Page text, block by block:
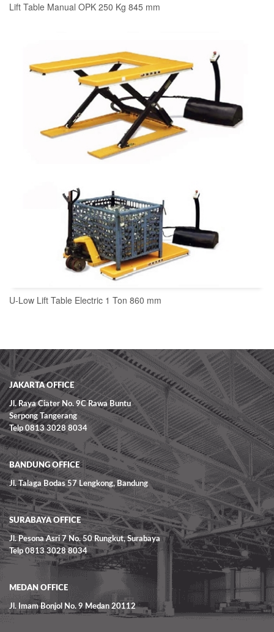
READ MORE
Lift Table Manual OPK 250 Kg 845 mm
READ MORE
U-Low Lift Table Electric 1 Ton 860 mm
JAKARTA OFFICE
Jl. Raya Ciater No. 9C Rawa Buntu
Serpong Tangerang
Telp 0813 3028 8034
BANDUNG OFFICE
Jl. Talaga Bodas 57 Lengkong, Bandung
SURABAYA OFFICE
Jl. Pesona Asri 7 No. 50 Rungkut, Surabaya
Telp 0813 3028 8034
MEDAN OFFICE
Jl. Imam Bonjol No. 9 Medan 20112